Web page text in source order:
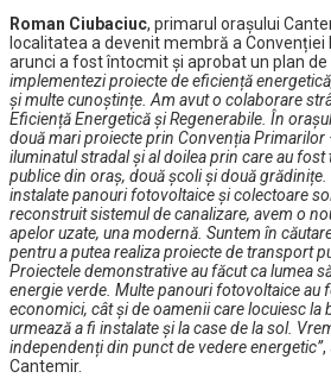
Roman Ciubaciuc, primarul orașului
localitatea a devenit membră a
arunci a fost întocmit și aprobat un plan de
implementezi proiecte de eficiență
și multe cunoștințe. Am avut o colaborare
Eficiență Energetică și Regenerabile. În
două mari proiecte prin Convenția
iluminatul stradal și al doilea prin care au
publice din oraș, două școli și două
instalate panouri fotovoltaice și colectoare
reconstruit sistemul de canalizare, avem o
apelor uzate, una modernă. Suntem în
pentru a putea realiza proiecte de transport
Proiectele demonstrative au făcut ca lumea
energie verde. Multe panouri fotovoltaice au
economici, cât și de oamenii care locuiesc la
urmează a fi instalate și la case de la sol.
independenți din punct de vedere energetic”,
Cantemir.